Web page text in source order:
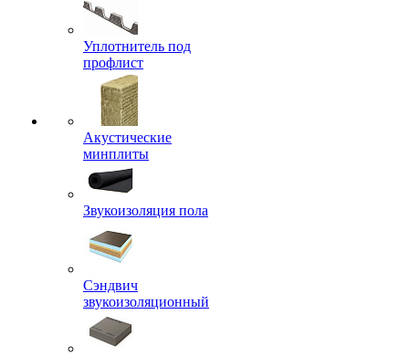
Уплотнитель под
профлист
Акустические
минплиты
Звукоизоляция пола
Сэндвич
звукоизоляционный